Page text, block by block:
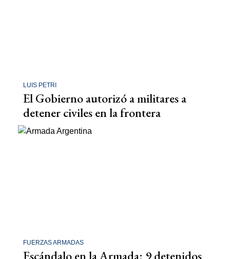
LUIS PETRI
El Gobierno autorizó a militares a
detener civiles en la frontera
FUERZAS ARMADAS
Escándalo en la Armada: 9 detenidos